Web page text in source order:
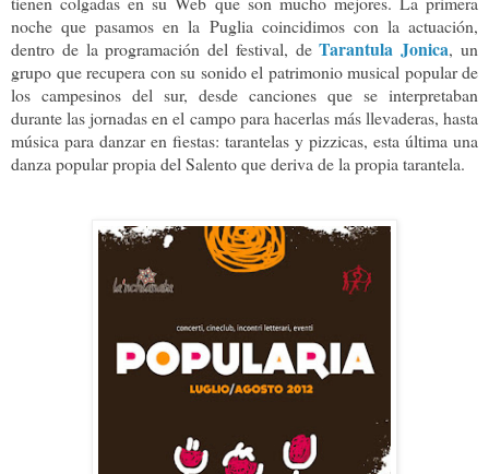
noche que pasamos en la Puglia coincidimos con la actuación,
dentro de la programación del festival, deTarantula Jonica, un
grupo que recupera con su sonido el patrimonio musical popular de
los campesinos del sur, desde canciones que se interpretaban
durante las jornadas en el campo para hacerlas más llevaderas, hasta
música para danzar en fiestas: tarantelas y pizzicas, esta última una
danza popular propia del Salento que deriva de la propia tarantela.